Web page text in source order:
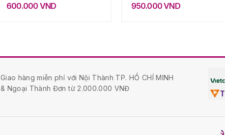
600.000 VND 950.000VND
Giao hàng miễn phí với Nội Thành TP. HỒ CHÍ MINH
& Ngoại Thành Đơn từ 2.000.000 VNĐ